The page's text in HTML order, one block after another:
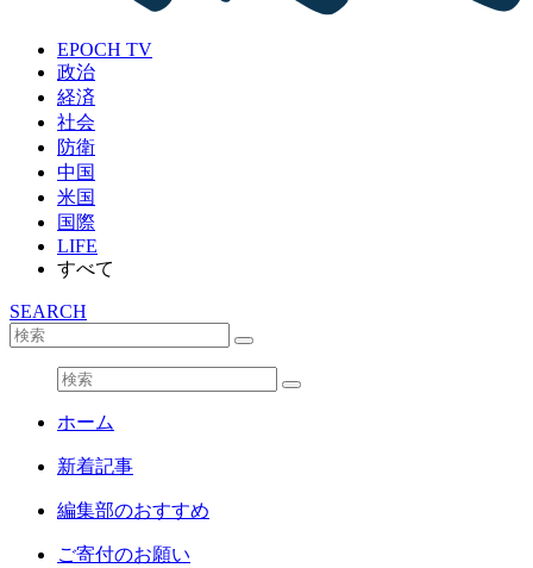
EPOCH TV
政治
経済
社会
防衛
中国
米国
国際
LIFE
すべて
SEARCH
ホーム
新着記事
編集部のおすすめ
ご寄付のお願い